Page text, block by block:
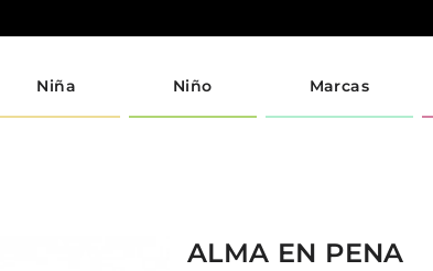
Niña Niño Marcas
ALMA EN PENA